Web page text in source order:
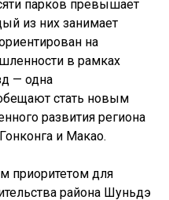
парков превышает
из них занимает
на
в рамках
— одна
стать новым
развития региона
и Макао.
приоритетом для
района Шуньдэ